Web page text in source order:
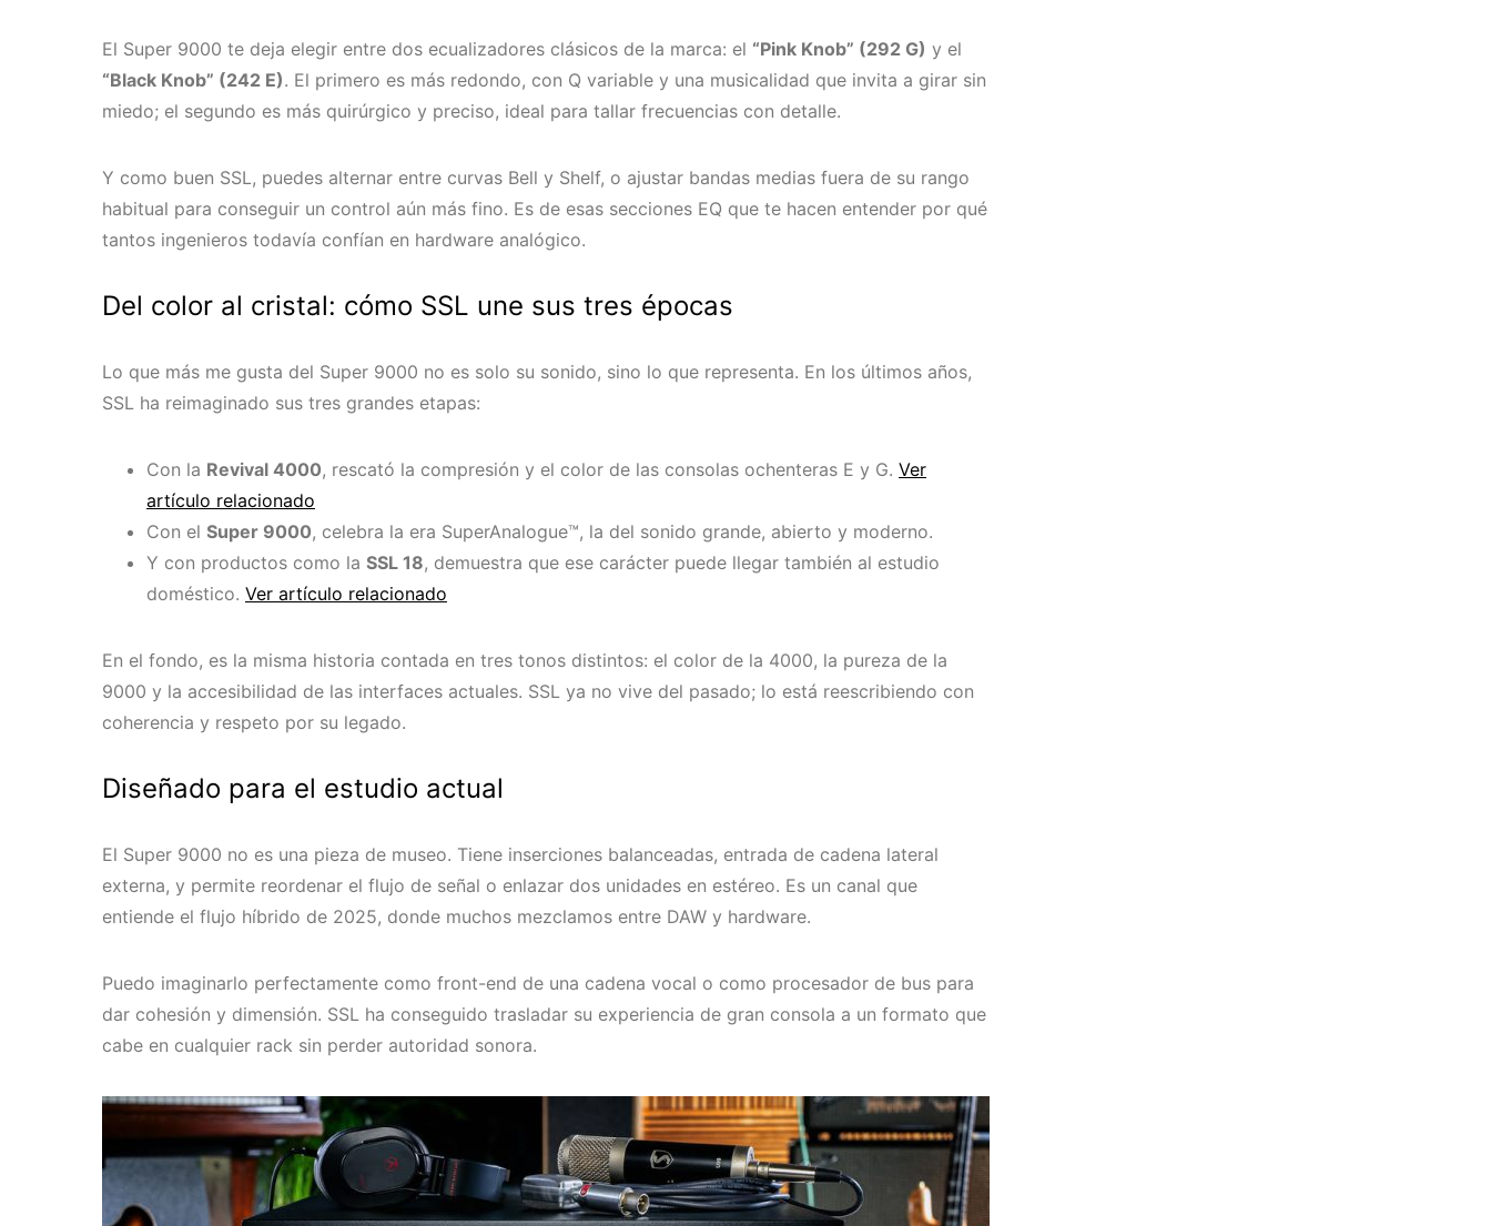
El Super 9000 te deja elegir entre dos ecualizadores clásicos de la marca: el “Pink Knob” (292 G) y el
“Black Knob” (242 E). El primero es más redondo, con Q variable y una musicalidad que invita a girar sin
miedo; el segundo es más quirúrgico y preciso, ideal para tallar frecuencias con detalle.
Y como buen SSL, puedes alternar entre curvas Bell y Shelf, o ajustar bandas medias fuera de su rango
habitual para conseguir un control aún más fino. Es de esas secciones EQ que te hacen entender por qué
tantos ingenieros todavía confían en hardware analógico.
Del color al cristal: cómo SSL une sus tres épocas
Lo que más me gusta del Super 9000 no es solo su sonido, sino lo que representa. En los últimos años,
SSL ha reimaginado sus tres grandes etapas:
Con la Revival 4000, rescató la compresión y el color de las consolas ochenteras E y G. Ver
artículo relacionado
Con el Super 9000, celebra la era SuperAnalogue™, la del sonido grande, abierto y moderno.
Y con productos como la SSL 18, demuestra que ese carácter puede llegar también al estudio
doméstico. Ver artículo relacionado
En el fondo, es la misma historia contada en tres tonos distintos: el color de la 4000, la pureza de la
9000 y la accesibilidad de las interfaces actuales. SSL ya no vive del pasado; lo está reescribiendo con
coherencia y respeto por su legado.
Diseñado para el estudio actual
El Super 9000 no es una pieza de museo. Tiene inserciones balanceadas, entrada de cadena lateral
externa, y permite reordenar el flujo de señal o enlazar dos unidades en estéreo. Es un canal que
entiende el flujo híbrido de 2025, donde muchos mezclamos entre DAW y hardware.
Puedo imaginarlo perfectamente como front-end de una cadena vocal o como procesador de bus para
dar cohesión y dimensión. SSL ha conseguido trasladar su experiencia de gran consola a un formato que
cabe en cualquier rack sin perder autoridad sonora.